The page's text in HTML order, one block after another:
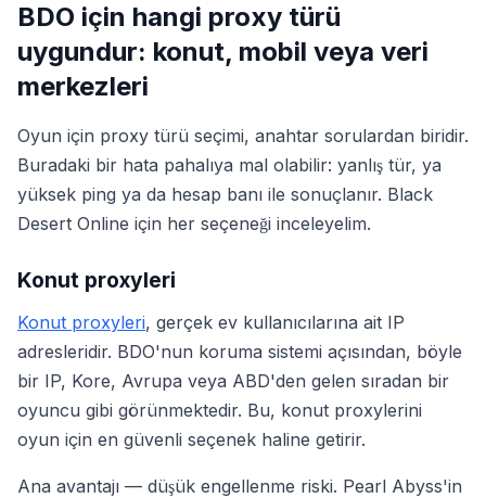
BDO için hangi proxy türü
uygundur: konut, mobil veya veri
merkezleri
Oyun için proxy türü seçimi, anahtar sorulardan biridir.
Buradaki bir hata pahalıya mal olabilir: yanlış tür, ya
yüksek ping ya da hesap banı ile sonuçlanır. Black
Desert Online için her seçeneği inceleyelim.
Konut proxyleri
Konut proxyleri, gerçek ev kullanıcılarına ait IP
adresleridir. BDO'nun koruma sistemi açısından, böyle
bir IP, Kore, Avrupa veya ABD'den gelen sıradan bir
oyuncu gibi görünmektedir. Bu, konut proxylerini
oyun için en güvenli seçenek haline getirir.
Ana avantajı — düşük engellenme riski. Pearl Abyss'in